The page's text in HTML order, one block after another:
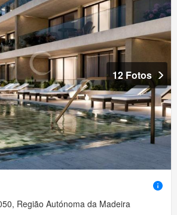
12 Fotos
Região Autónoma da Madeira